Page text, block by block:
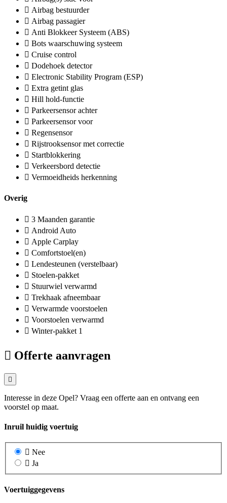
Airbag bestuurder
Airbag passagier
Anti Blokkeer Systeem (ABS)
Bots waarschuwing systeem
Cruise control
Dodehoek detector
Electronic Stability Program (ESP)
Extra getint glas
Hill hold-functie
Parkeersensor achter
Parkeersensor voor
Regensensor
Rijstrooksensor met correctie
Startblokkering
Verkeersbord detectie
Vermoeidheids herkenning
Overig
3 Maanden garantie
Android Auto
Apple Carplay
Comfortstoel(en)
Lendesteunen (verstelbaar)
Stoelen-pakket
Stuurwiel verwarmd
Trekhaak afneembaar
Verwarmde voorstoelen
Voorstoelen verwarmd
Winter-pakket 1
Offerte aanvragen
Interesse in deze Opel? Vraag een offerte aan en ontvang een
voorstel op maat.
Inruil huidig voertuig
Nee
Ja
Voertuiggegevens